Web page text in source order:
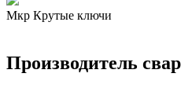
Мкр Крутые ключи
Производитель